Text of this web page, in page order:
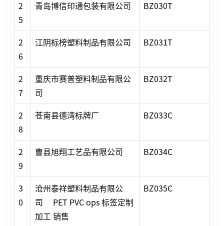
2
5
青岛博信印通包装有限公司 BZ030T
2
6
江阴标榜塑料制品有限公司 BZ031T
2
7
重庆市赛普塑料制品有限公
司
BZ032T
2
8
苍南县德湾标牌厂 BZ033C
2
9
曹县旭翔工艺品有限公司 BZ034C
3
0
沧州泰祥塑料制品有限公
司 PET PVC ops 标签定制
加工 销售
BZ035C